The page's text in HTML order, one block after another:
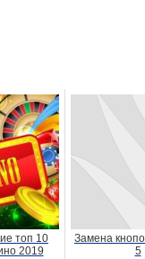
топ 10
2019
Замена
5